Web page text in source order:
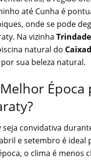
até Cunha é
onde se pode
Na vizinha Trindade
natural do
sua beleza natural.
Época
seja convidativa
e setembro é ideal
o clima é menos